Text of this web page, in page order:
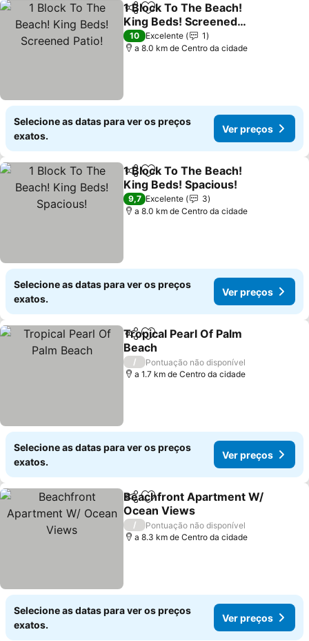
PartilharAdicionar aos favoritos
1 Block To The Beach!
King Beds! Screened
Patio!
10 Excelente
1
a 8.0 km de Centro da cidade
Selecione as datas para ver os preços
exatos.
Ver preços
PartilharAdicionar aos favoritos
1 Block To The Beach!
King Beds! Spacious!
9,7 Excelente
3
a 8.0 km de Centro da cidade
Selecione as datas para ver os preços
exatos.
Ver preços
PartilharAdicionar aos favoritos
Tropical Pearl Of Palm
Beach
/
Pontuação não disponível
a 1.7 km de Centro da cidade
Selecione as datas para ver os preços
exatos.
Ver preços
PartilharAdicionar aos favoritos
Beachfront Apartment W/
Ocean Views
/
Pontuação não disponível
a 8.3 km de Centro da cidade
Selecione as datas para ver os preços
exatos.
Ver preços